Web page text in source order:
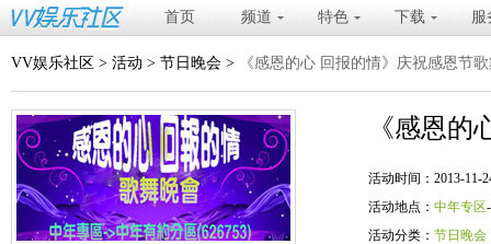
首页 频道 特色 下载 服
VV娱乐社区 > 活动 > 节日晚会 > 《感恩的心 回报的情》庆祝感恩节
《感恩
活动时间：2013-11-
活动地点： 中年专区
活动分类： 节日晚会